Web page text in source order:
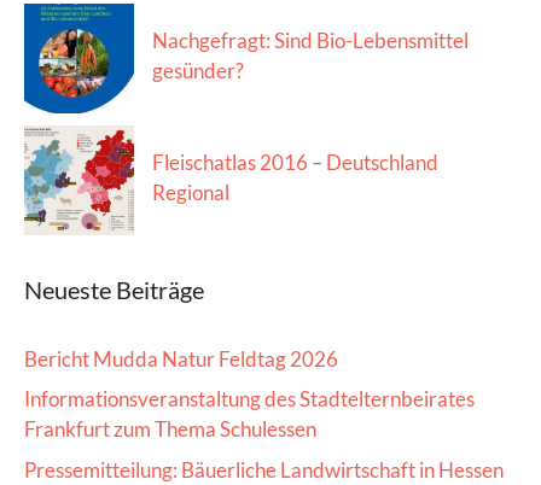
Nachgefragt: Sind Bio-Lebensmittel
gesünder?
Fleischatlas 2016 – Deutschland
Regional
Neueste Beiträge
Bericht Mudda Natur Feldtag 2026
Informationsveranstaltung des Stadtelternbeirates
Frankfurt zum Thema Schulessen
Pressemitteilung: Bäuerliche Landwirtschaft in Hessen